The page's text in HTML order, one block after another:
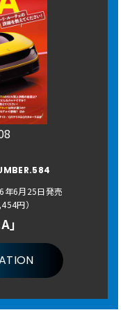
6月25日発売
円）
」